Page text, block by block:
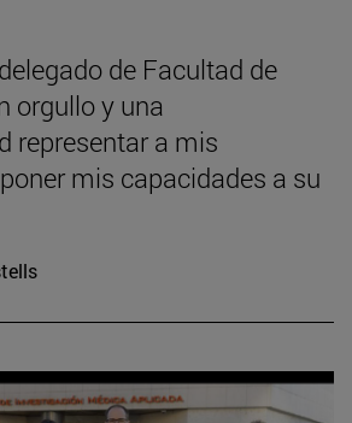
de Facultad de
orgullo y una
representar a mis
mis capacidades a su